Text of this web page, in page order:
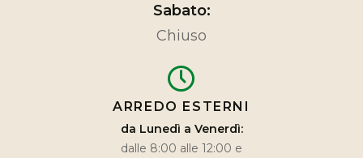
Sabato:
Chiuso
ARREDO ESTERNI
da Lunedì a Venerdì:
dalle 8:00 alle 12:00 e